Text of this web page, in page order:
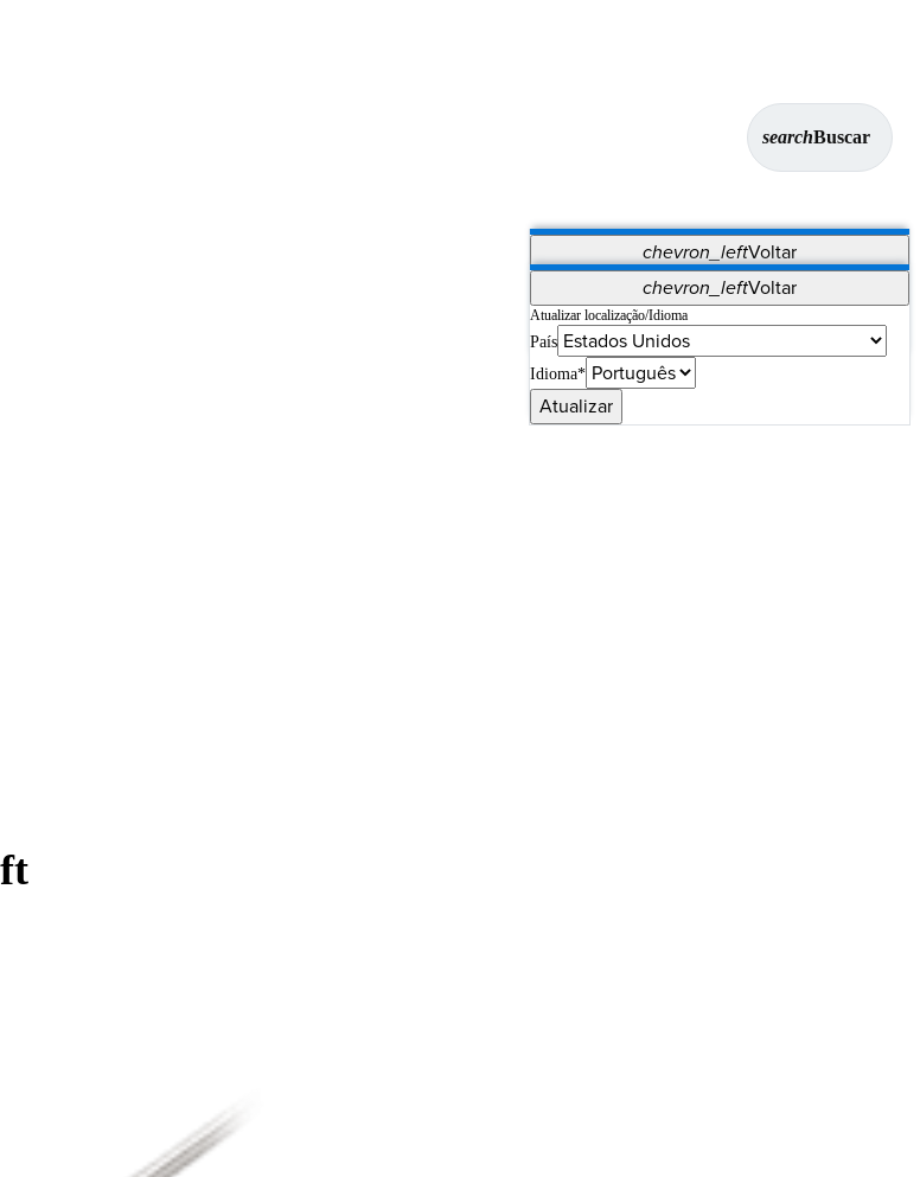
searchBuscar
chevron_leftVoltar
Vet Systems OrthoPedia Patient
Supplier Portal
Synergy Imaging & Resection
chevron_leftVoltar
Atualizar localização/Idioma
País
Idioma*
Atualizar